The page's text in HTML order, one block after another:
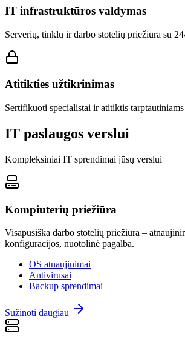
IT infrastruktūros valdymas
Serverių, tinklų ir darbo stotelių priežiūra su
Atitikties užtikrinimas
Sertifikuoti specialistai ir atitiktis tarptautiniams
IT paslaugos verslui
Kompleksiniai IT sprendimai jūsų verslui
Kompiuterių priežiūra
Visapusiška darbo stotelių priežiūra –
konfigūracijos, nuotolinė pagalba.
OS atnaujinimai
Antivirusai
Backup sprendimai
Sužinoti daugiau